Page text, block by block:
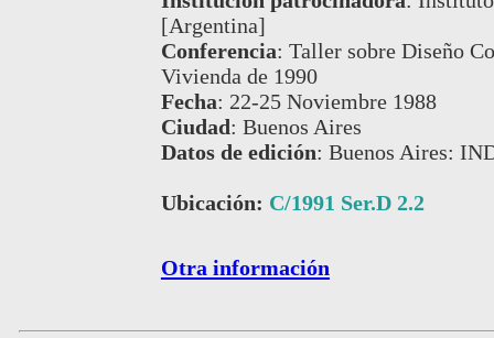
[Argentina]
Conferencia: Taller sobre Diseño
Vivienda de 1990
Fecha: 22-25 Noviembre 1988
Ciudad: Buenos Aires
Datos de edición: Buenos Aires:
Ubicación: C/1991 Ser.D 2.2
Otra información